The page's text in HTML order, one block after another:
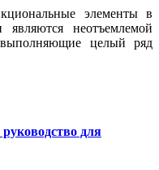
элементы в
неотъемлемой
выполняющие целый ряд
для